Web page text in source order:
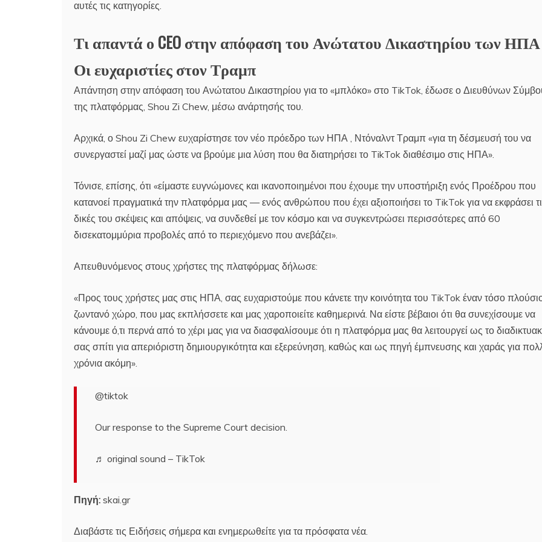
αυτές τις κατηγορίες.
Τι απαντά ο CEO στην απόφαση του Ανώτατου Δικαστηρίου των
Οι ευχαριστίες στον Τραμπ
Απάντηση στην απόφαση του Ανώτατου Δικαστηρίου για το «μπλόκο» στο TikTok, έδωσε ο Διευθύνων
της πλατφόρμας, Shou Zi Chew, μέσω ανάρτησής του.
Αρχικά, ο Shou Zi Chew ευχαρίστησε τον νέο πρόεδρο των ΗΠΑ , Ντόναλντ Τραμπ «για τη δέσμευσή του να
συνεργαστεί μαζί μας ώστε να βρούμε μια λύση που θα διατηρήσει το TikTok διαθέσιμο στις ΗΠΑ».
Τόνισε, επίσης, ότι «είμαστε ευγνώμονες και ικανοποιημένοι που έχουμε την υποστήριξη ενός Προέδρου που
κατανοεί πραγματικά την πλατφόρμα μας — ενός ανθρώπου που έχει αξιοποιήσει το TikTok για να εκφράσει
δικές του σκέψεις και απόψεις, να συνδεθεί με τον κόσμο και να συγκεντρώσει περισσότερες από 60
δισεκατομμύρια προβολές από το περιεχόμενο που ανεβάζει».
Απευθυνόμενος στους χρήστες της πλατφόρμας δήλωσε:
«Προς τους χρήστες μας στις ΗΠΑ, σας ευχαριστούμε που κάνετε την κοινότητα του TikTok έναν τόσο
ζωντανό χώρο, που μας εκπλήσσετε και μας χαροποιείτε καθημερινά. Να είστε βέβαιοι ότι θα συνεχίσουμε να
κάνουμε ό,τι περνά από το χέρι μας για να διασφαλίσουμε ότι η πλατφόρμα μας θα λειτουργεί ως το
σας σπίτι για απεριόριστη δημιουργικότητα και εξερεύνηση, καθώς και ως πηγή έμπνευσης και χαράς για
χρόνια ακόμη».
@tiktok
Our response to the Supreme Court decision.
♬ original sound – TikTok
Πηγή: skai.gr
Διαβάστε τις Ειδήσεις σήμερα και ενημερωθείτε για τα πρόσφατα νέα.